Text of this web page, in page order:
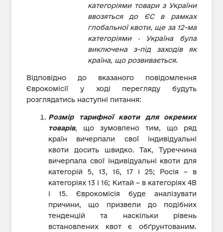
категоріями товари з України
ввозяться до ЄС в рамках
глобальної квоти, ще за 12-ма
категоріями ‑ Україна була
виключена з-під заходів як
країна, що розвивається.
Відповідно до вказаного повідомлення
Єврокомісії у ході перегляду будуть
розглядатись наступні питання:
Розмір тарифної квоти для окремих
товарів, що зумовлено тим, що ряд
країн вичерпали свої індивідуальні
квоти досить швидко. Так, Туреччина
вичерпала свої індивідуальні квоти для
категорій 5, 13, 16, 17 і 25; Росія – в
категоріях 13 і 16; Китай – в категоріях 4B
і 15. Єврокомісія буде аналізувати
причини, що призвели до подібних
тенденцій та наскільки рівень
встановлених квот є обґрунтованим.